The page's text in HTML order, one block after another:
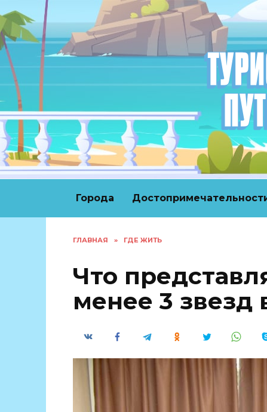
к
содержанию
Города
ГЛАВНАЯ » ГДЕ ЖИТЬ
Что
менее 3 звезд